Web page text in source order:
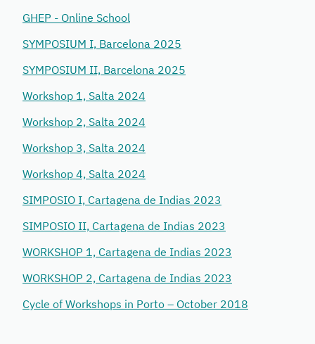
GHEP - Online School
SYMPOSIUM I, Barcelona 2025
SYMPOSIUM II, Barcelona 2025
Workshop 1, Salta 2024
Workshop 2, Salta 2024
Workshop 3, Salta 2024
Workshop 4, Salta 2024
SIMPOSIO I, Cartagena de Indias 2023
SIMPOSIO II, Cartagena de Indias 2023
WORKSHOP 1, Cartagena de Indias 2023
WORKSHOP 2, Cartagena de Indias 2023
Cycle of Workshops in Porto – October 2018